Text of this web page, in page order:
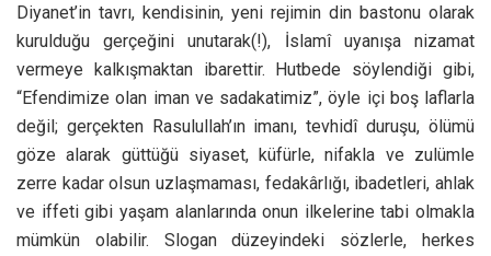
Diyanet’in tavrı, kendisinin, yeni rejimin din bastonu olarak
kurulduğu gerçeğini unutarak(!), İslamî uyanışa nizamat
vermeye kalkışmaktan ibarettir. Hutbede söylendiği gibi,
“Efendimize olan iman ve sadakatimiz”, öyle içi boş laflarla
değil; gerçekten Rasulullah’ın imanı, tevhidî duruşu, ölümü
göze alarak güttüğü siyaset, küfürle, nifakla ve zulümle
zerre kadar olsun uzlaşmaması, fedakârlığı, ibadetleri, ahlak
ve iffeti gibi yaşam alanlarında onun ilkelerine tabi olmakla
mümkün olabilir. Slogan düzeyindeki sözlerle, herkes